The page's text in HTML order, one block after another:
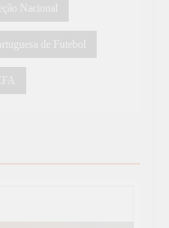
Nacional
de Futebol